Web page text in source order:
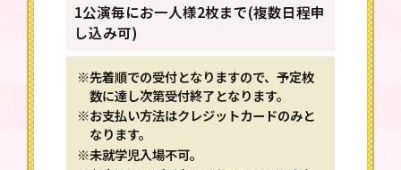
1公演毎にお一人様2枚まで(複数日程申
し込み可)
※先着順での受付となりますので、予定枚
数に達し次第受付終了となります。
※お支払い方法はクレジットカードのみと
なります。
※未就学児入場不可。